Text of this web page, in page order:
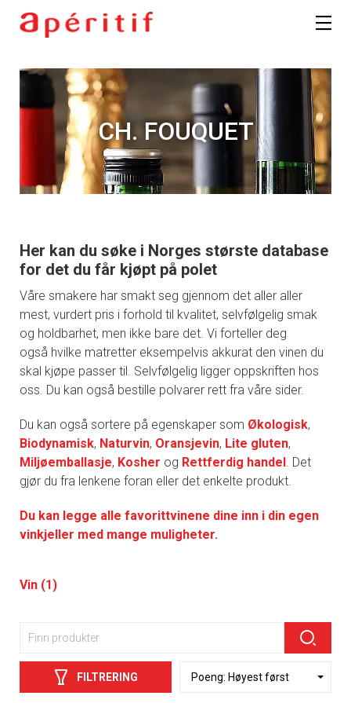
CH. FOUQUET
Her kan du søke i Norges største database
for det du får kjøpt på polet
Våre smakere har smakt seg gjennom det aller aller
mest, vurdert pris i forhold til kvalitet, selvfølgelig smak
og holdbarhet, men ikke bare det. Vi forteller deg
også hvilke matretter eksempelvis akkurat den vinen du
skal kjøpe passer til. Selvfølgelig ligger oppskriften hos
oss. Du kan også bestille polvarer rett fra våre sider.
Du kan også sortere på egenskaper som Økologisk,
Biodynamisk, Naturvin, Oransjevin, Lite gluten,
Miljøemballasje, Kosher og Rettferdig handel. Det
gjør du fra lenkene foran eller det enkelte produkt.
Du kan legge alle favorittvinene dine inn i din egen
vinkjeller med mange muligheter.
Vin (1)
FILTRERING